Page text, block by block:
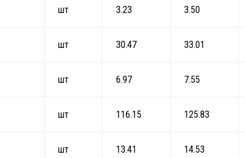
шт 3.23 3.50
шт 30.47 33.01
шт 6.97 7.55
шт 116.15 125.83
шт 13.41 14.53